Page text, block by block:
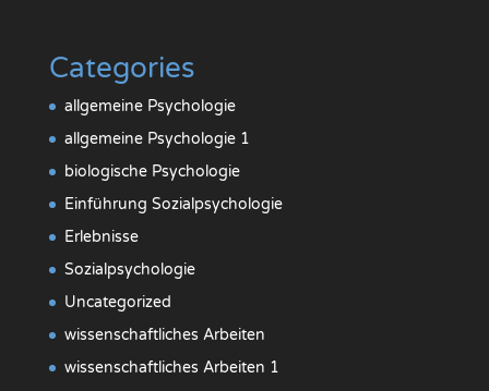
Categories
allgemeine Psychologie
allgemeine Psychologie 1
biologische Psychologie
Einführung Sozialpsychologie
Erlebnisse
Sozialpsychologie
Uncategorized
wissenschaftliches Arbeiten
wissenschaftliches Arbeiten 1